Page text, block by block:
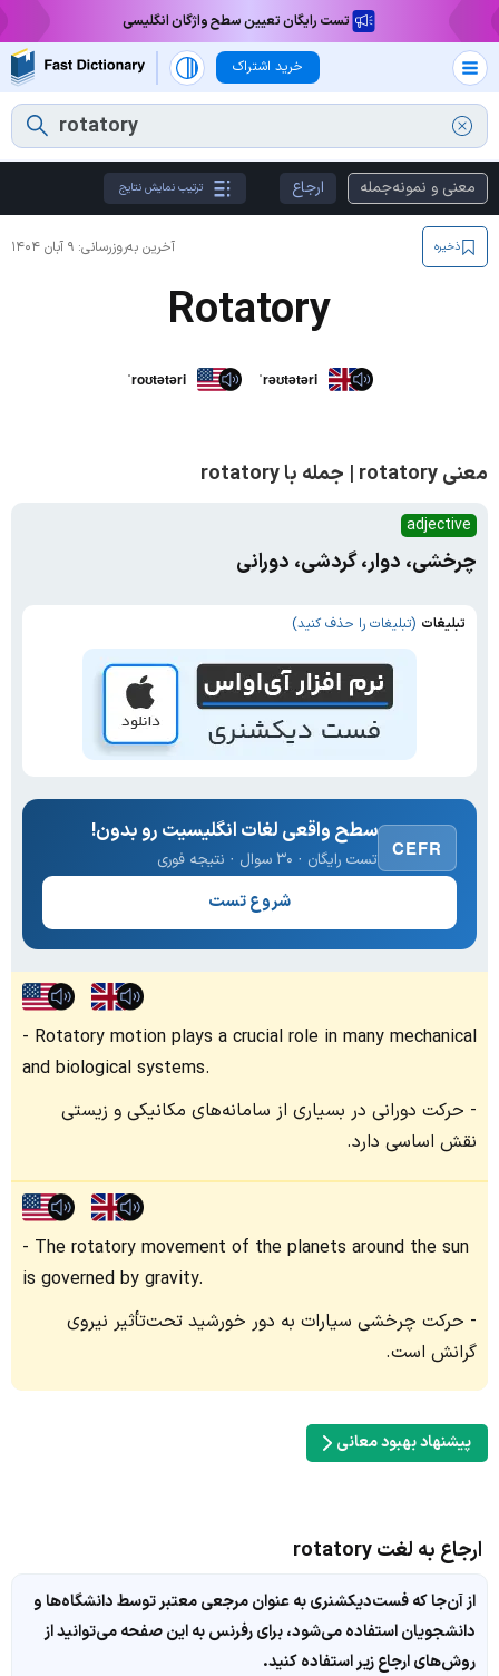
تست رایگان تعیین سطح واژگان انگلیسی
خرید اشتراک
معنی و نمونه‌جمله ارجاع ترتیب نمایش نتایج
آخرین به‌روزرسانی: ۹ آبان ۱۴۰۴ ذخیره
Rotatory
ˈroʊtətəri ˈrəʊtətəri
معنی rotatory | جمله با rotatory
adjective
چرخشی، دوار، گردشی، دورانی
تبلیغات (تبلیغات را حذف کنید)
CEFR
سطح واقعی لغات انگلیسیت رو بدون!
تست رایگان · ۳۰ سوال · نتیجه فوری
شروع تست
Rotatory motion plays a crucial role in many mechanical
and biological systems.
حرکت دورانی در بسیاری از سامانه‌های مکانیکی و زیستی
نقش اساسی دارد.
The rotatory movement of the planets around the sun
is governed by gravity.
حرکت چرخشی سیارات به دور خورشید تحت‌تأثیر نیروی
گرانش است.
پیشنهاد بهبود معانی
ارجاع به لغت rotatory
از آن‌جا که فست‌دیکشنری به عنوان مرجعی معتبر توسط دانشگاه‌ها و
دانشجویان استفاده می‌شود، برای رفرنس به این صفحه می‌توانید از
روش‌های ارجاع زیر استفاده کنید.